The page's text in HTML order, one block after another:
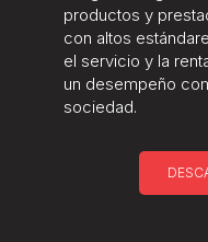
productos y
con altos
el servicio y la
un desempeño
sociedad.